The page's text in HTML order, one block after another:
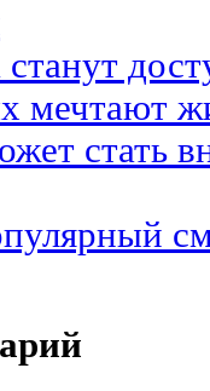
мечтают
стать